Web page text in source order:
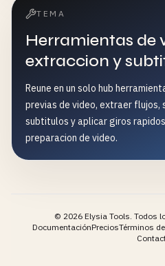
TEMA
Herramientas de
extraccion y
Reune en un solo hub
previas de video, extraer flujos,
subtitulos y aplicar giros
preparacion de video.
© 2026 Elysia Tools. Todos
DocumentaciónPreciosTérminos